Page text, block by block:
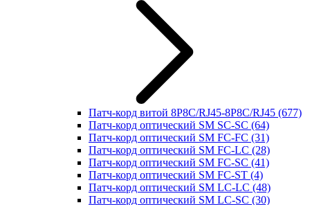
Патч-корд витой 8P8C/RJ45-8P8C/RJ45 (677)
Патч-корд оптический SM SC-SC (64)
Патч-корд оптический SM FC-FC (31)
Патч-корд оптический SM FC-LC (28)
Патч-корд оптический SM FC-SC (41)
Патч-корд оптический SM FC-ST (4)
Патч-корд оптический SM LC-LC (48)
Патч-корд оптический SM LC-SC (30)